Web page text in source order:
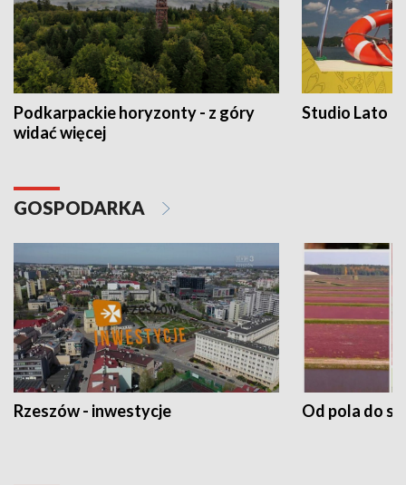
Podkarpackie horyzonty - z góry
widać więcej
Studio Lato
GOSPODARKA
Rzeszów - inwestycje Od pola do